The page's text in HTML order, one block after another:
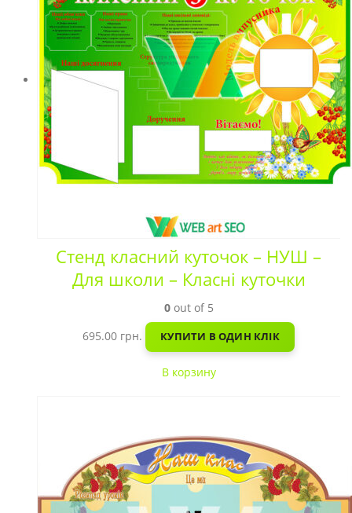
Стенд класний куточок – НУШ –
Для школи – Класні куточки
0out of 5
695.00 грн. КУПИТИ В ОДИН КЛІК
В корзину